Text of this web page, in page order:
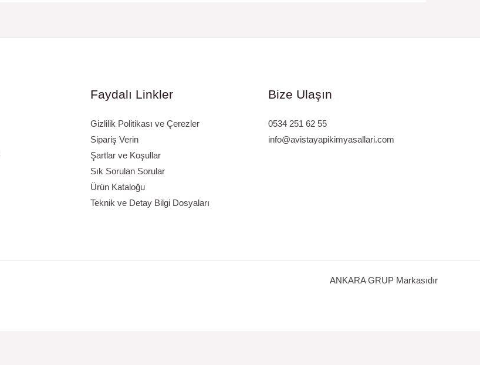
Faydalı Linkler
Gizlilik Politikası ve Çerezler
Sipariş Verin
Şartlar ve Koşullar
Sık Sorulan Sorular
Ürün Kataloğu
Teknik ve Detay Bilgi Dosyaları
Bize Ulaşın
0534 251 62 55
info@avistayapikimyasallari.com
ANKARA GRUP Markasıdır